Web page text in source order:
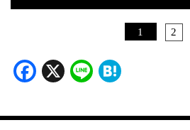
1 2
Facebook
X Line